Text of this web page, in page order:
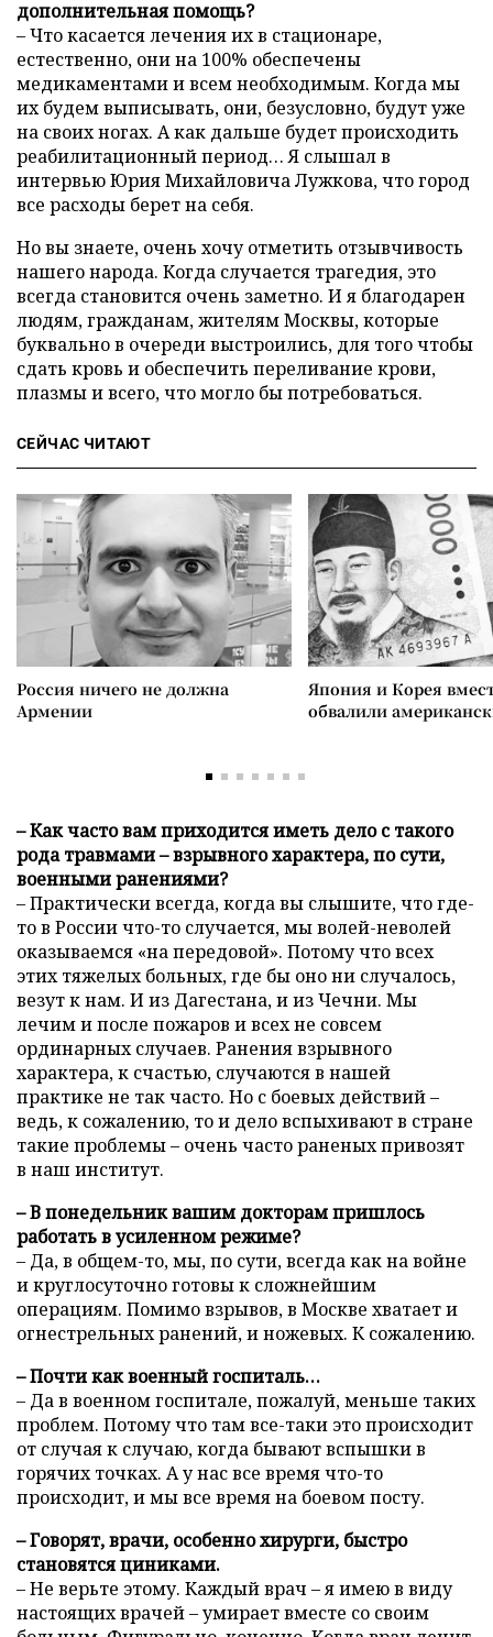
дополнительная помощь?
– Что касается лечения их в стационаре,
естественно, они на 100% обеспечены
медикаментами и всем необходимым. Когда мы
их будем выписывать, они, безусловно, будут уже
на своих ногах. А как дальше будет происходить
реабилитационный период… Я слышал в
интервью Юрия Михайловича Лужкова, что город
все расходы берет на себя.
Но вы знаете, очень хочу отметить отзывчивость
нашего народа. Когда случается трагедия, это
всегда становится очень заметно. И я благодарен
людям, гражданам, жителям Москвы, которые
буквально в очереди выстроились, для того чтобы
сдать кровь и обеспечить переливание крови,
плазмы и всего, что могло бы потребоваться.
СЕЙЧАС ЧИТАЮТ
Россия ничего не должна
Армении
Япония и Корея
обвалили
– Как часто вам приходится иметь дело с такого
рода травмами – взрывного характера, по сути,
военными ранениями?
– Практически всегда, когда вы слышите, что где-
то в России что-то случается, мы волей-неволей
оказываемся «на передовой». Потому что всех
этих тяжелых больных, где бы оно ни случалось,
везут к нам. И из Дагестана, и из Чечни. Мы
лечим и после пожаров и всех не совсем
ординарных случаев. Ранения взрывного
характера, к счастью, случаются в нашей
практике не так часто. Но с боевых действий –
ведь, к сожалению, то и дело вспыхивают в стране
такие проблемы – очень часто раненых привозят
в наш институт.
– В понедельник вашим докторам пришлось
работать в усиленном режиме?
– Да, в общем-то, мы, по сути, всегда как на войне
и круглосуточно готовы к сложнейшим
операциям. Помимо взрывов, в Москве хватает и
огнестрельных ранений, и ножевых. К сожалению.
– Почти как военный госпиталь…
– Да в военном госпитале, пожалуй, меньше таких
проблем. Потому что там все-таки это происходит
от случая к случаю, когда бывают вспышки в
горячих точках. А у нас все время что-то
происходит, и мы все время на боевом посту.
– Говорят, врачи, особенно хирурги, быстро
становятся циниками.
– Не верьте этому. Каждый врач – я имею в виду
настоящих врачей – умирает вместе со своим